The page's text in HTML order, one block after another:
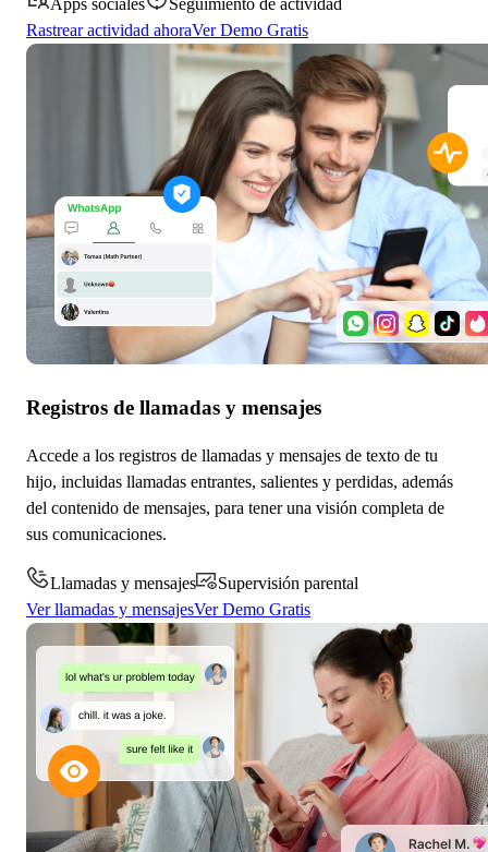
Apps sociales
Seguimiento de actividad
Rastrear actividad ahoraVer Demo Gratis
Registros de llamadas y mensajes
Accede a los registros de llamadas y mensajes de texto de tu
hijo, incluidas llamadas entrantes, salientes y perdidas, además
del contenido de mensajes, para tener una visión completa de
sus comunicaciones.
Llamadas y mensajes
Supervisión parental
Ver llamadas y mensajesVer Demo Gratis